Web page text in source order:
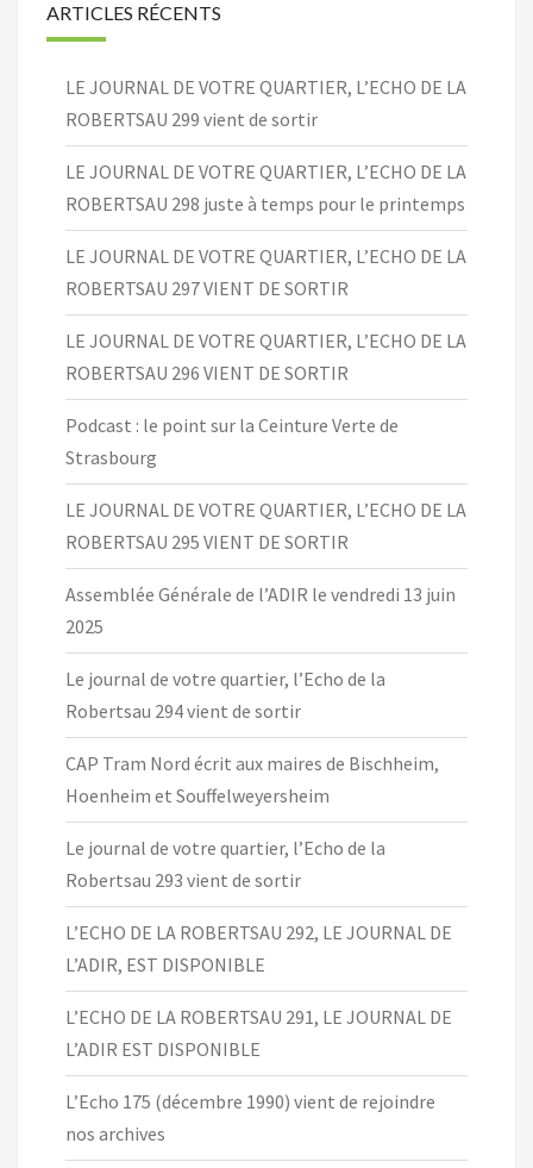
ARTICLES RÉCENTS
LE JOURNAL DE VOTRE QUARTIER, L’ECHO DE LA
ROBERTSAU 299 vient de sortir
LE JOURNAL DE VOTRE QUARTIER, L’ECHO DE LA
ROBERTSAU 298 juste à temps pour le printemps
LE JOURNAL DE VOTRE QUARTIER, L’ECHO DE LA
ROBERTSAU 297 VIENT DE SORTIR
LE JOURNAL DE VOTRE QUARTIER, L’ECHO DE LA
ROBERTSAU 296 VIENT DE SORTIR
Podcast : le point sur la Ceinture Verte de
Strasbourg
LE JOURNAL DE VOTRE QUARTIER, L’ECHO DE LA
ROBERTSAU 295 VIENT DE SORTIR
Assemblée Générale de l’ADIR le vendredi 13 juin
2025
Le journal de votre quartier, l’Echo de la
Robertsau 294 vient de sortir
CAP Tram Nord écrit aux maires de Bischheim,
Hoenheim et Souffelweyersheim
Le journal de votre quartier, l’Echo de la
Robertsau 293 vient de sortir
L’ECHO DE LA ROBERTSAU 292, LE JOURNAL DE
L’ADIR, EST DISPONIBLE
L’ECHO DE LA ROBERTSAU 291, LE JOURNAL DE
L’ADIR EST DISPONIBLE
L’Echo 175 (décembre 1990) vient de rejoindre
nos archives